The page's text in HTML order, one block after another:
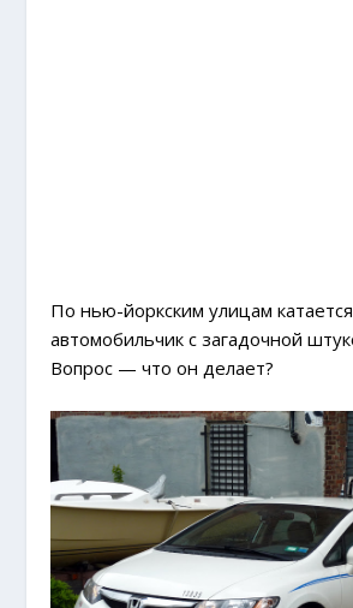
По нью-йоркским улицам
автомобильчик с загадочной
Вопрос — что он делает?